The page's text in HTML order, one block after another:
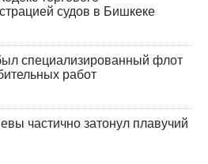
судов в Бишкеке
специализированный флот
работ
частично затонул плавучий